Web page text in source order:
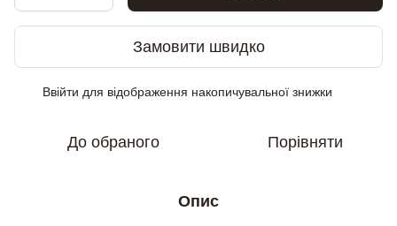
Замовити швидко
Ввійти для відображення накопичувальної знижки
До обраного Порівняти
Опис